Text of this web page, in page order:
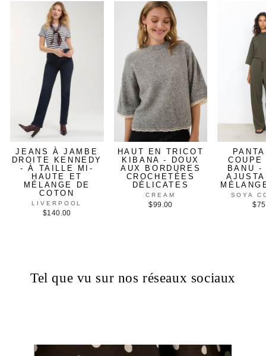
JEANS À JAMBE
DROITE KENNEDY
- À TAILLE MI-
HAUTE ET
MÉLANGE DE
COTON
LIVERPOOL
$140.00
HAUT EN TRICOT
KIBANA - DOUX
AUX BORDURES
CROCHETÉES
DÉLICATES
CREAM
$99.00
COUPE
BANU -
SOYA
Tel que vu sur nos réseaux sociaux